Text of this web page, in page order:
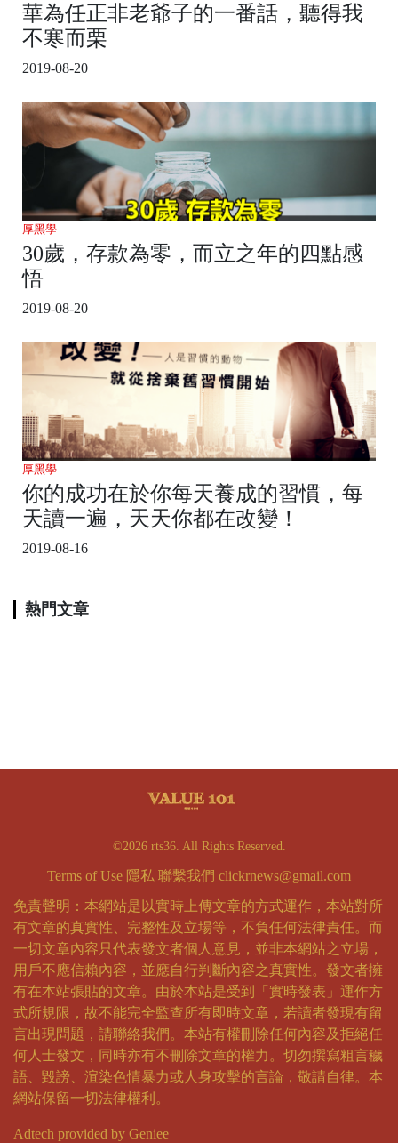
華為任正非老爺子的一番話，聽得我
不寒而栗
2019-08-20
厚黑學
30歲，存款為零，而立之年的四點感
悟
2019-08-20
厚黑學
你的成功在於你每天養成的習慣，每
天讀一遍，天天你都在改變！
2019-08-16
熱門文章
©2026 rts36. All Rights Reserved.
Terms of Use 隱私 聯繫我們 clickrnews@gmail.com
免責聲明：本網站是以實時上傳文章的方式運作，本站對所
有文章的真實性、完整性及立場等，不負任何法律責任。而
一切文章內容只代表發文者個人意見，並非本網站之立場，
用戶不應信賴內容，並應自行判斷內容之真實性。發文者擁
有在本站張貼的文章。由於本站是受到「實時發表」運作方
式所規限，故不能完全監查所有即時文章，若讀者發現有留
言出現問題，請聯絡我們。本站有權刪除任何內容及拒絕任
何人士發文，同時亦有不刪除文章的權力。切勿撰寫粗言穢
語、毀謗、渲染色情暴力或人身攻擊的言論，敬請自律。本
網站保留一切法律權利。
Adtech provided by Geniee